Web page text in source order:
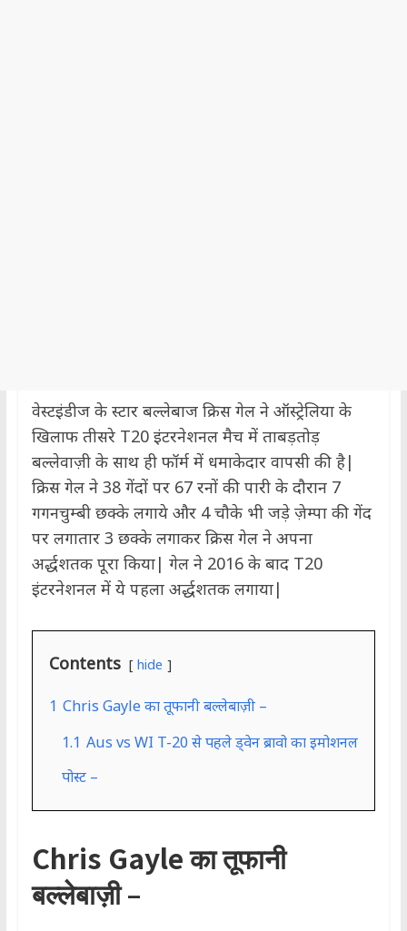
वेस्टइंडीज के स्टार बल्लेबाज क्रिस गेल ने ऑस्ट्रेलिया के
खिलाफ तीसरे T20 इंटरनेशनल मैच में ताबड़तोड़
बल्लेवाज़ी के साथ ही फॉर्म में धमाकेदार वापसी की है|
क्रिस गेल ने 38 गेंदों पर 67 रनों की पारी के दौरान 7
गगनचुम्बी छक्के लगाये और 4 चौके भी जड़े ज़ेम्पा की गेंद
पर लगातार 3 छक्के लगाकर क्रिस गेल ने अपना
अर्द्धशतक पूरा किया| गेल ने 2016 के बाद T20
इंटरनेशनल में ये पहला अर्द्धशतक लगाया|
Contents hide
1 Chris Gayle का तूफानी बल्लेबाज़ी –
1.1 Aus vs WI T-20 से पहले ड्वेन ब्रावो का इमोशनल
पोस्ट –
Chris Gayle का तूफानी
बल्लेबाज़ी –